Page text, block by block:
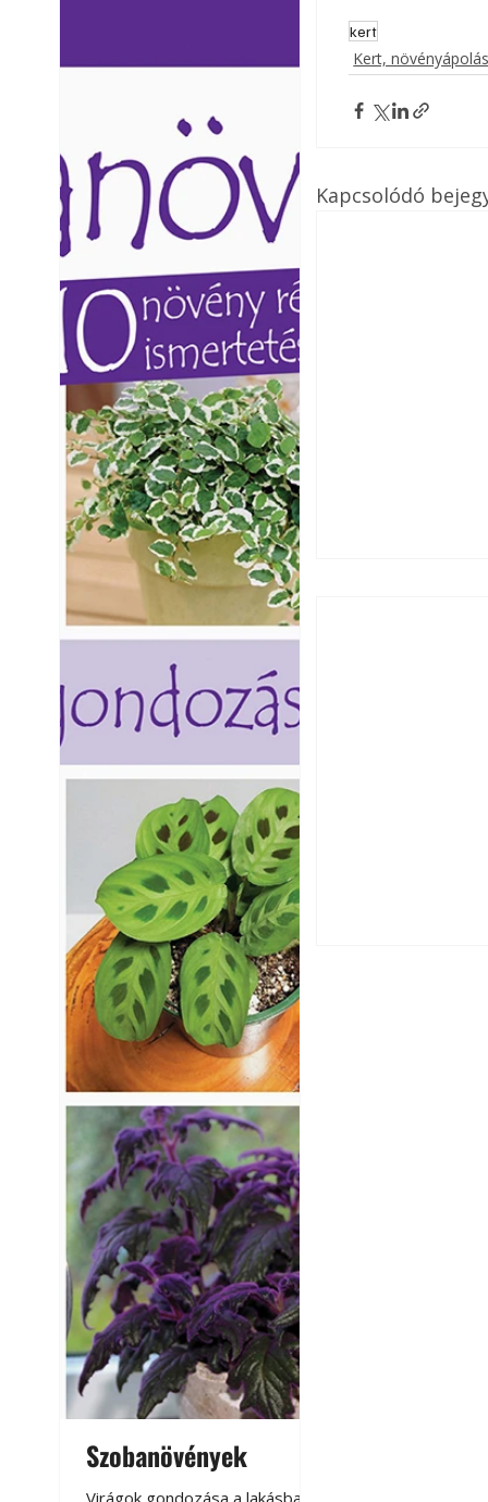
vagy dolgozva is
Ezermester
mert: – t
Szobanövények
kert
Kert, növényápolás
Kapcsolódó